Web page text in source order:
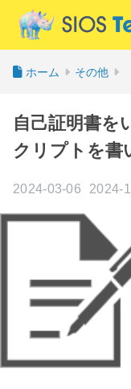
ホーム その他
自己証明書を
クリプトを書
2024-03-06 2024-